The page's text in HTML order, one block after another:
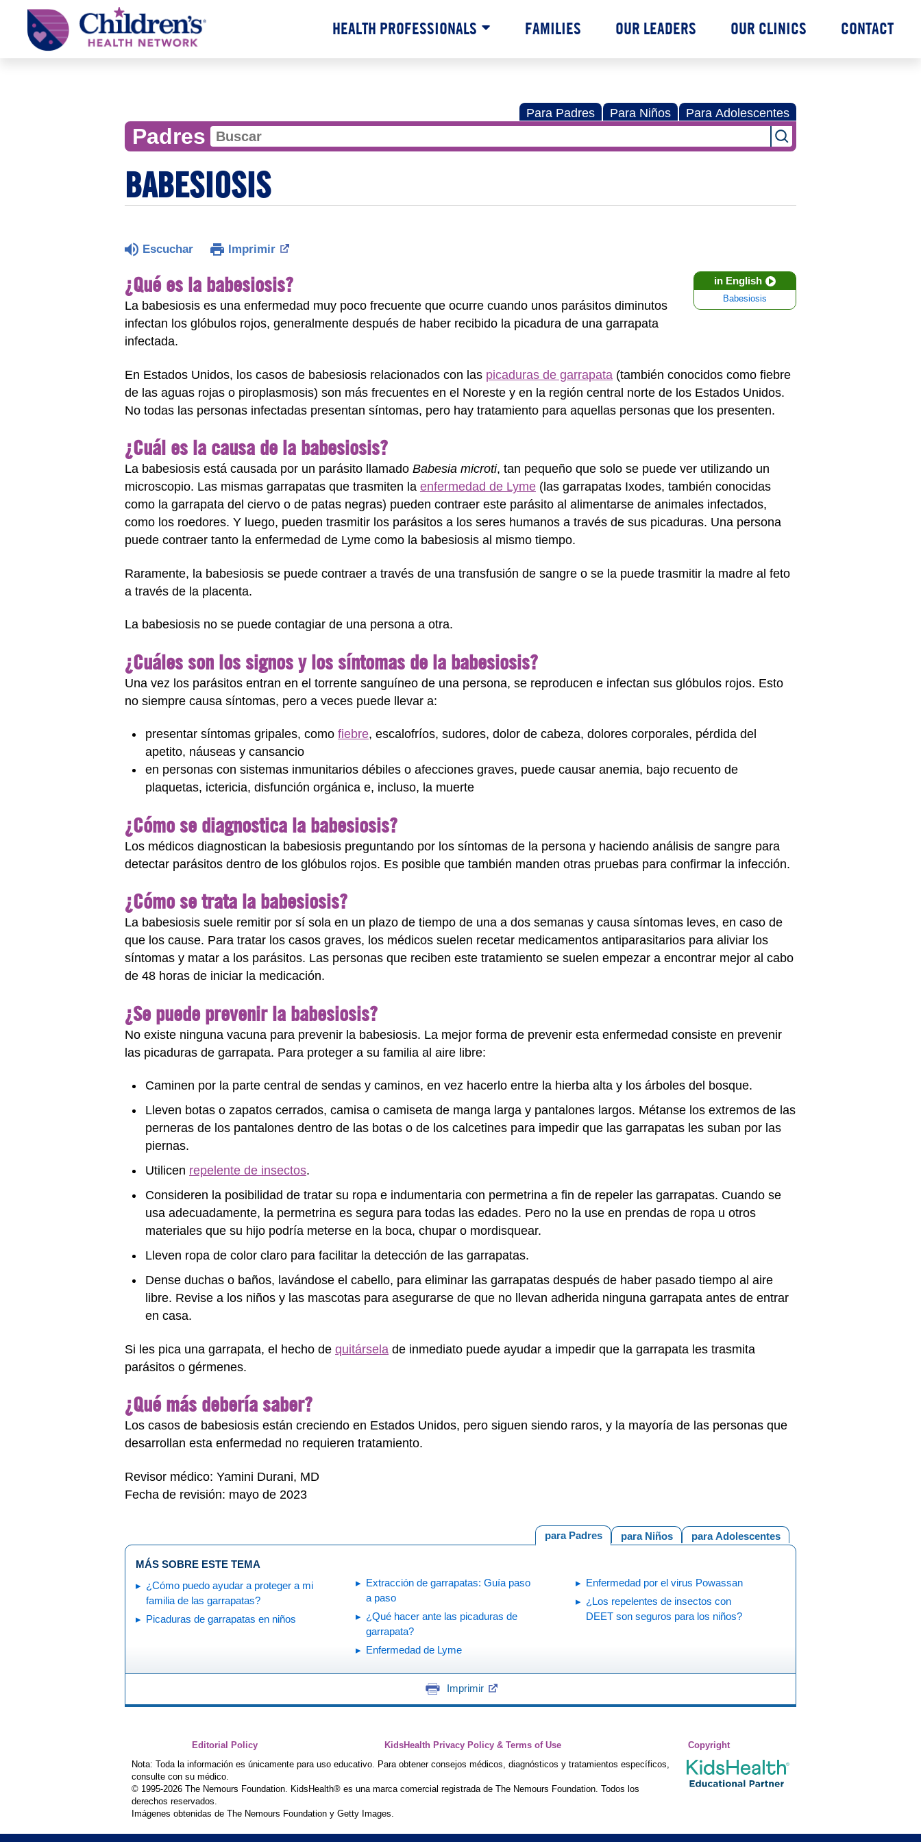
Children's
Health
Network
HEALTH PROFESSIONALS FAMILIES OUR LEADERS OUR CLINICS CONTACT
Para Padres Para Niños Para Adolescentes
Padres
BABESIOSIS
Escuchar Imprimir
in English
Babesiosis
¿Qué es la babesiosis?
La babesiosis es una enfermedad muy poco frecuente que ocurre cuando unos parásitos diminutos
infectan los glóbulos rojos, generalmente después de haber recibido la picadura de una garrapata
infectada.
En Estados Unidos, los casos de babesiosis relacionados con las picaduras de garrapata (también conocidos como fiebre
de las aguas rojas o piroplasmosis) son más frecuentes en el Noreste y en la región central norte de los Estados Unidos.
No todas las personas infectadas presentan síntomas, pero hay tratamiento para aquellas personas que los presenten.
¿Cuál es la causa de la babesiosis?
La babesiosis está causada por un parásito llamado Babesia microti, tan pequeño que solo se puede ver utilizando un
microscopio. Las mismas garrapatas que trasmiten la enfermedad de Lyme (las garrapatas Ixodes, también conocidas
como la garrapata del ciervo o de patas negras) pueden contraer este parásito al alimentarse de animales infectados,
como los roedores. Y luego, pueden trasmitir los parásitos a los seres humanos a través de sus picaduras. Una persona
puede contraer tanto la enfermedad de Lyme como la babesiosis al mismo tiempo.
Raramente, la babesiosis se puede contraer a través de una transfusión de sangre o se la puede trasmitir la madre al feto
a través de la placenta.
La babesiosis no se puede contagiar de una persona a otra.
¿Cuáles son los signos y los síntomas de la babesiosis?
Una vez los parásitos entran en el torrente sanguíneo de una persona, se reproducen e infectan sus glóbulos rojos. Esto
no siempre causa síntomas, pero a veces puede llevar a:
presentar síntomas gripales, como fiebre, escalofríos, sudores, dolor de cabeza, dolores corporales, pérdida del
apetito, náuseas y cansancio
en personas con sistemas inmunitarios débiles o afecciones graves, puede causar anemia, bajo recuento de
plaquetas, ictericia, disfunción orgánica e, incluso, la muerte
¿Cómo se diagnostica la babesiosis?
Los médicos diagnostican la babesiosis preguntando por los síntomas de la persona y haciendo análisis de sangre para
detectar parásitos dentro de los glóbulos rojos. Es posible que también manden otras pruebas para confirmar la infección.
¿Cómo se trata la babesiosis?
La babesiosis suele remitir por sí sola en un plazo de tiempo de una a dos semanas y causa síntomas leves, en caso de
que los cause. Para tratar los casos graves, los médicos suelen recetar medicamentos antiparasitarios para aliviar los
síntomas y matar a los parásitos. Las personas que reciben este tratamiento se suelen empezar a encontrar mejor al cabo
de 48 horas de iniciar la medicación.
¿Se puede prevenir la babesiosis?
No existe ninguna vacuna para prevenir la babesiosis. La mejor forma de prevenir esta enfermedad consiste en prevenir
las picaduras de garrapata. Para proteger a su familia al aire libre:
Caminen por la parte central de sendas y caminos, en vez hacerlo entre la hierba alta y los árboles del bosque.
Lleven botas o zapatos cerrados, camisa o camiseta de manga larga y pantalones largos. Métanse los extremos de las
perneras de los pantalones dentro de las botas o de los calcetines para impedir que las garrapatas les suban por las
piernas.
Utilicen repelente de insectos.
Consideren la posibilidad de tratar su ropa e indumentaria con permetrina a fin de repeler las garrapatas. Cuando se
usa adecuadamente, la permetrina es segura para todas las edades. Pero no la use en prendas de ropa u otros
materiales que su hijo podría meterse en la boca, chupar o mordisquear.
Lleven ropa de color claro para facilitar la detección de las garrapatas.
Dense duchas o baños, lavándose el cabello, para eliminar las garrapatas después de haber pasado tiempo al aire
libre. Revise a los niños y las mascotas para asegurarse de que no llevan adherida ninguna garrapata antes de entrar
en casa.
Si les pica una garrapata, el hecho de quitársela de inmediato puede ayudar a impedir que la garrapata les trasmita
parásitos o gérmenes.
¿Qué más debería saber?
Los casos de babesiosis están creciendo en Estados Unidos, pero siguen siendo raros, y la mayoría de las personas que
desarrollan esta enfermedad no requieren tratamiento.
Revisor médico: Yamini Durani, MD
Fecha de revisión: mayo de 2023
para Adolescentes
para Niños
para Padres
MÁS SOBRE ESTE TEMA
¿Cómo puedo ayudar a proteger a mi
familia de las garrapatas?
Picaduras de garrapatas en niños
Extracción de garrapatas: Guía paso
a paso
¿Qué hacer ante las picaduras de
garrapata?
Enfermedad de Lyme
Enfermedad por el virus Powassan
¿Los repelentes de insectos con
DEET son seguros para los niños?
Imprimir
Editorial Policy KidsHealth Privacy Policy & Terms of Use
Copyright
Nota: Toda la información es únicamente para uso educativo. Para obtener consejos médicos, diagnósticos y tratamientos específicos,
consulte con su médico.
© 1995-2026 The Nemours Foundation. KidsHealth® es una marca comercial registrada de The Nemours Foundation. Todos los
derechos reservados.
Imágenes obtenidas de The Nemours Foundation y Getty Images.